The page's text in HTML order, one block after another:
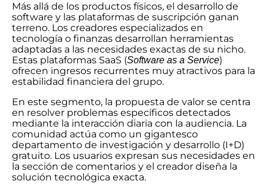
Más allá de los productos físicos, el desarrollo de
software y las plataformas de suscripción ganan
terreno. Los creadores especializados en
tecnología o finanzas desarrollan herramientas
adaptadas a las necesidades exactas de su nicho.
Estas plataformas SaaS (Software as a Service)
ofrecen ingresos recurrentes muy atractivos para la
estabilidad financiera del grupo.
En este segmento, la propuesta de valor se centra
en resolver problemas específicos detectados
mediante la interacción diaria con la audiencia. La
comunidad actúa como un gigantesco
departamento de investigación y desarrollo (I+D)
gratuito. Los usuarios expresan sus necesidades en
la sección de comentarios y el creador diseña la
solución tecnológica exacta.